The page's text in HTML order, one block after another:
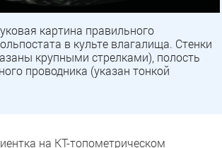
картина правильного
в культе влагалища. Стенки
крупными стрелками), полость
проводника (указан тонкой
на КТ-топометрическом